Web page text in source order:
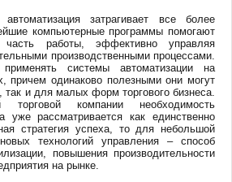
затрагивает все более
компьютерные программы помогают
работы, эффективно управляя
производственными процессами.
системы автоматизации на
причем одинаково полезными они могут
так и для малых форм торгового бизнеса.
компании необходимость
уже рассматривается как единственно
стратегия успеха, то для небольшой
технологий управления – способ
повышения производительности
на рынке.